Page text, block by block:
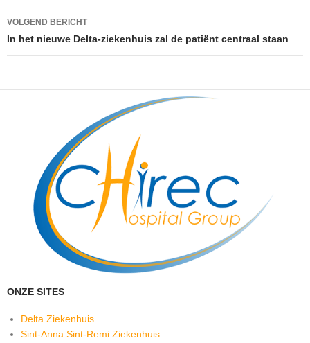
VOLGEND BERICHT
In het nieuwe Delta-ziekenhuis zal de patiënt centraal staan
ONZE SITES
Delta Ziekenhuis
Sint-Anna Sint-Remi Ziekenhuis